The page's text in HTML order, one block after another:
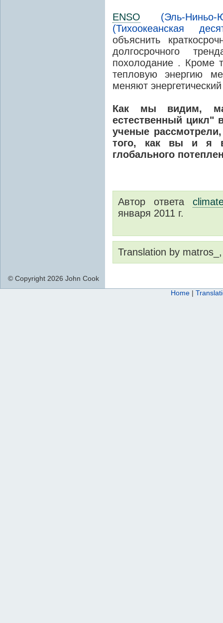
ENSO (Эль-Ниньо-
(Тихоокеанская
объяснить
долгосрочного
похолодание . Кроме
тепловую энергию
меняют
Как мы видим,
естественный цикл"
ученые
того, как вы и я
глобального
Автор ответа
января 2011 г.
Translation by
© Copyright 2026 John Cook
Home |